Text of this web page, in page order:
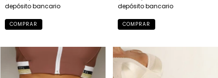
depósito bancario
COMPRAR
depósito bancario
COMPRAR